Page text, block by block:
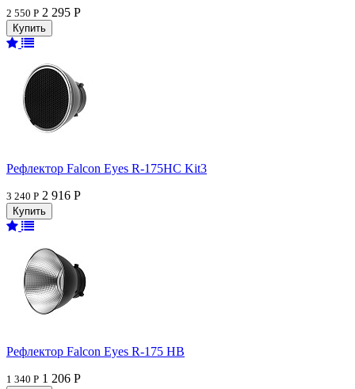
2 550 Р 2 295 Р
Рефлектор Falcon Eyes R-175HC Kit3
3 240 Р 2 916 Р
Рефлектор Falcon Eyes R-175 HB
1 340 Р 1 206 Р